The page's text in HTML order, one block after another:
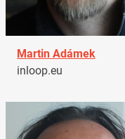
Martin Adámek
inloop.eu